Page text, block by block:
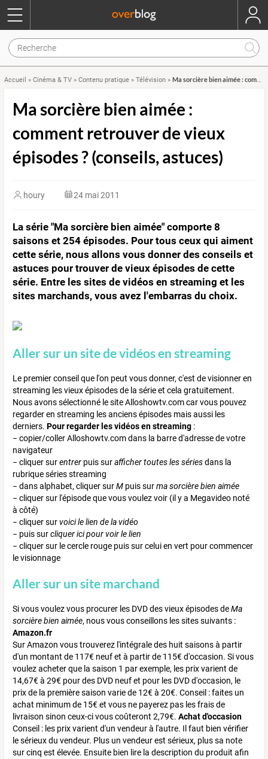
Accueil » Cinéma & TV » Contenu pratique » Télévision » Ma sorcière bien aimée : comment retrouver de vieux épisodes ? (conseils, astuces)
Ma sorcière bien aimée :
comment retrouver de vieux
épisodes ? (conseils, astuces)
houry 24 mai 2011
La série "Ma sorcière bien aimée" comporte 8
saisons et 254 épisodes. Pour tous ceux qui aiment
cette série, nous allons vous donner des conseils et
astuces pour trouver de vieux épisodes de cette
série. Entre les sites de vidéos en streaming et les
sites marchands, vous avez l'embarras du choix.
Aller sur un site de vidéos en streaming
Le premier conseil que l'on peut vous donner, c'est de visionner en
streaming les vieux épisodes de la série et cela gratuitement.
Nous avons sélectionné le site Alloshowtv.com car vous pouvez
regarder en streaming les anciens épisodes mais aussi les
derniers. Pour regarder les vidéos en streaming :
− copier/coller Alloshowtv.com dans la barre d'adresse de votre
navigateur
− cliquer surentrer puis surafficher toutes les sériesdans la
rubrique séries streaming
− dans alphabet, cliquer surM puis surma sorcière bien aimée
− cliquer sur l'épisode que vous voulez voir (il y a Megavideo noté
à côté)
− cliquer survoici le lien de la vidéo
− puis surcliquer ici pour voir le lien
− cliquer sur le cercle rouge puis sur celui en vert pour commencer
le visionnage
Aller sur un site marchand
Si vous voulez vous procurer les DVD des vieux épisodes deMa
sorcière bien aimée, nous vous conseillons les sites suivants :
Amazon.fr
Sur Amazon vous trouverez l'intégrale des huit saisons à partir
d'un montant de 117€ neuf et à partir de 115€ d'occasion. Si vous
voulez acheter que la saison 1 par exemple, les prix varient de
14,67€ à 29€ pour des DVD neuf et pour les DVD d'occasion, le
prix de la première saison varie de 12€ à 20€. Conseil : faites un
achat minimum de 15€ et vous ne payerez pas les frais de
livraison sinon ceux-ci vous coûteront 2,79€. Achat d'occasion
Conseil : les prix varient d'un vendeur à l'autre. Il faut bien vérifier
le sérieux du vendeur. Plus un vendeur est sérieux, plus sa note
sur cinq est élevée. Ensuite bien lire la description du produit afin